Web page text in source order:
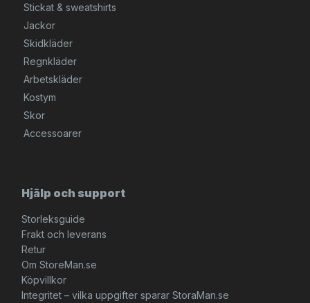
Stickat & sweatshirts
Jackor
Skidkläder
Regnkläder
Arbetskläder
Kostym
Skor
Accessoarer
Hjälp och support
Storleksguide
Frakt och leverans
Retur
Om StoreMan.se
Köpvillkor
Integritet – vilka uppgifter sparar StoraMan.se